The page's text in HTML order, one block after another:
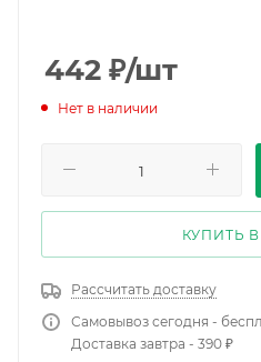
442 ₽/шт
Нет в наличии
КУПИТЬ В
Рассчитать доставку
Самовывоз сегодня -
Доставка завтра - 390 ₽